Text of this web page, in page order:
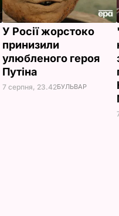
У Росії жорстоко
принизили
улюбленого героя
Путіна
7 серпня, 23.42БУЛЬВАР